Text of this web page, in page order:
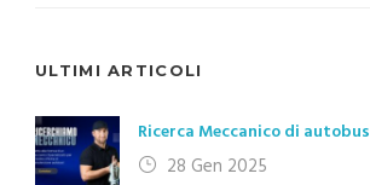
ULTIMI ARTICOLI
Ricerca Meccanico di autobus
28 Gen 2025